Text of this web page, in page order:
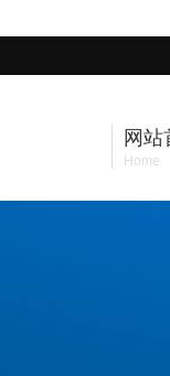
网站
Home